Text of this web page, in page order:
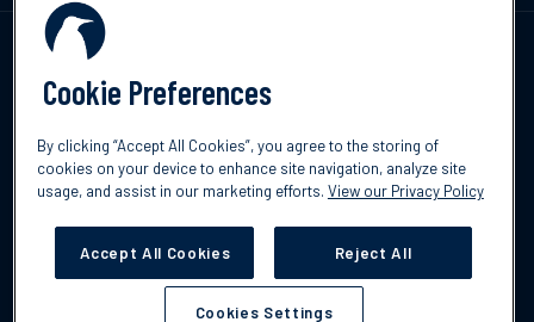
English
responsabilité
Cookie Preferences
By clicking “Accept All Cookies”, you agree to the storing of
cookies on your device to enhance site navigation, analyze site
usage, and assist in our marketing efforts. View our Privacy Policy
Accept All Cookies Reject All
Cookies Settings